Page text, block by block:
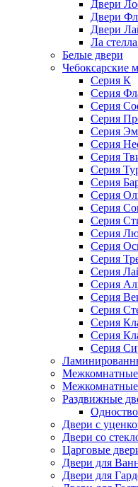
Двери
Двери
Двери
Ла
Белые двери
Чебоксарские
Серия К
Серия
Серия
Серия
Серия
Серия
Серия
Серия
Серия
Серия
Серия
Серия
Серия
Серия
Серия
Серия
Серия
Серия
Серия
Серия
Серия
Серия
Межкомнатные
Раздвижные
Двери с
Двери со
Царговые
Двери для
Двери для